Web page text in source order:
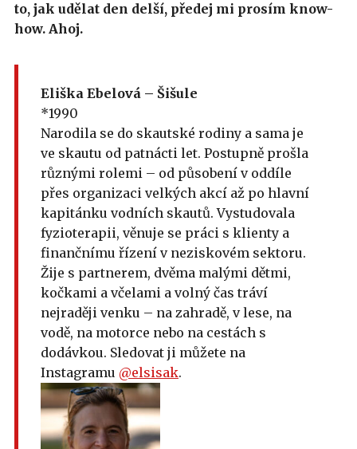
to, jak udělat den delší, předej mi prosím know-
how. Ahoj.
Eliška Ebelová – Šišule
*1990
Narodila se do skautské rodiny a sama je
ve skautu od patnácti let. Postupně prošla
různými rolemi – od působení v oddíle
přes organizaci velkých akcí až po hlavní
kapitánku vodních skautů. Vystudovala
fyzioterapii, věnuje se práci s klienty a
finančnímu řízení v neziskovém sektoru.
Žije s partnerem, dvěma malými dětmi,
kočkami a včelami a volný čas tráví
nejraději venku – na zahradě, v lese, na
vodě, na motorce nebo na cestách s
dodávkou. Sledovat ji můžete na
Instagramu @elsisak.